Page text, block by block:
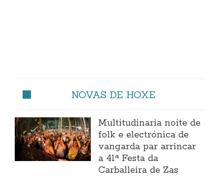
NOVAS DE HOXE
Multitudinaria noite de
folk e electrónica de
vangarda par arrincar
a 41ª Festa da
Carballeira de Zas